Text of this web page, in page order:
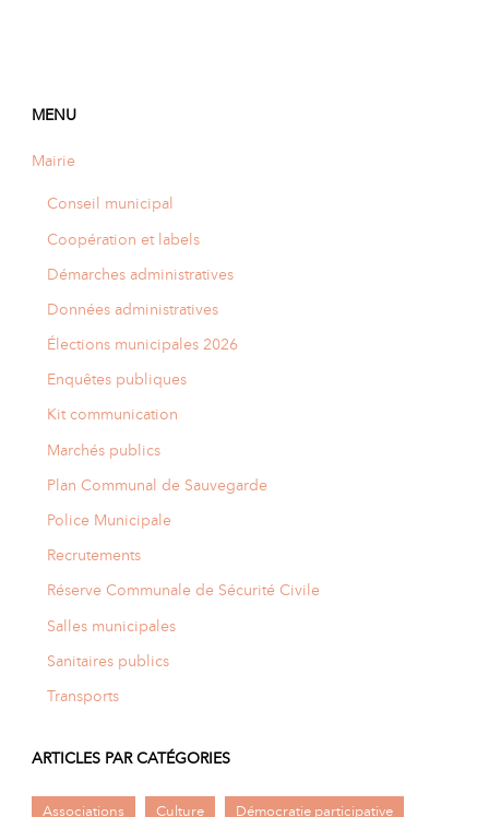
MENU
Mairie
Conseil municipal
Coopération et labels
Démarches administratives
Données administratives
Élections municipales 2026
Enquêtes publiques
Kit communication
Marchés publics
Plan Communal de Sauvegarde
Police Municipale
Recrutements
Réserve Communale de Sécurité Civile
Salles municipales
Sanitaires publics
Transports
ARTICLES PAR CATÉGORIES
Associations Culture Démocratie participative